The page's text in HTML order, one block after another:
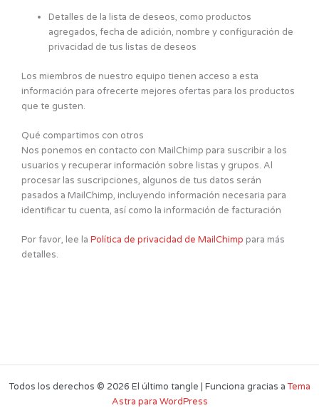
Detalles de la lista de deseos, como productos
agregados, fecha de adición, nombre y configuración de
privacidad de tus listas de deseos
Los miembros de nuestro equipo tienen acceso a esta
información para ofrecerte mejores ofertas para los productos
que te gusten.
Qué compartimos con otros
Nos ponemos en contacto con MailChimp para suscribir a los
usuarios y recuperar información sobre listas y grupos. Al
procesar las suscripciones, algunos de tus datos serán
pasados a MailChimp, incluyendo información necesaria para
identificar tu cuenta, así como la información de facturación
Por favor, lee la Política de privacidad de MailChimp para más
detalles.
Todos los derechos © 2026 El último tangle | Funciona gracias aTema
Astra para WordPress